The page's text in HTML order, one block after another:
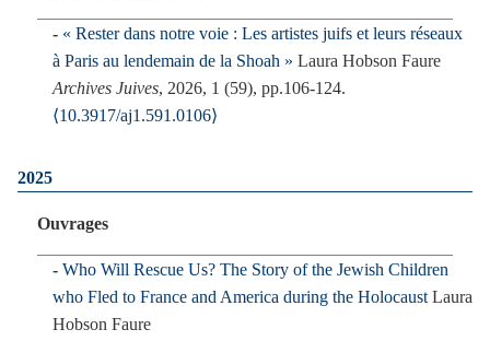
« Rester dans notre voie : Les artistes juifs et leurs réseaux
à Paris au lendemain de la Shoah » Laura Hobson Faure
Archives Juives, 2026, 1 (59), pp.106-124.
⟨10.3917/aj1.591.0106⟩
2025
Ouvrages
Who Will Rescue Us? The Story of the Jewish Children
who Fled to France and America during the Holocaust Laura
Hobson Faure